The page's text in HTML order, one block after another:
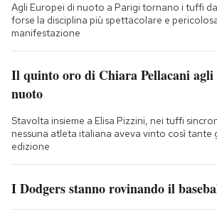
Agli Europei di nuoto a Parigi tornano i tuffi
forse la disciplina più spettacolare e
manifestazione
Il quinto oro di Chiara Pellacani
nuoto
Stavolta insieme a Elisa Pizzini, nei tuffi
nessuna atleta italiana aveva vinto così tante
edizione
I Dodgers stanno rovinando il